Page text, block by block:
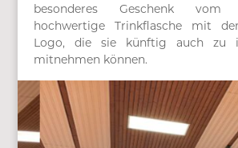
besonderes Geschenk vom
hochwertige Trinkflasche mit
Logo, die sie künftig auch zu
mitnehmen können.